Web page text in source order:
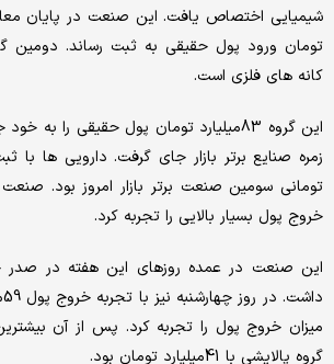
تومان ورود پول حقیقی به ثبت رساند. دومین
کانه های فلزی است.
این گروه 83میلیارد تومان پول حقیقی را
تومانی سومین صنعت برتر بازار امروز بود.
خروج پول بسیار بالایی را تجربه کرد.
این صنعت در عمده روزهای این هفته در صدر
میزان خروج پول را تجربه کرد. پس از آن
گروه پالایشی با 41میلیارد تومان بود.